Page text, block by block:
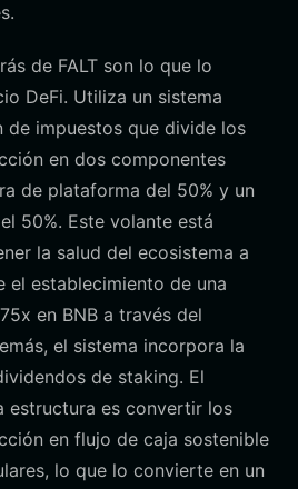
de FALT son lo que lo
DeFi. Utiliza un sistema
de impuestos que divide los
en dos componentes
de plataforma del 50% y un
50%. Este volante está
la salud del ecosistema a
el establecimiento de una
en BNB a través del
el sistema incorpora la
de staking. El
estructura es convertir los
en flujo de caja sostenible
lo que lo convierte en un